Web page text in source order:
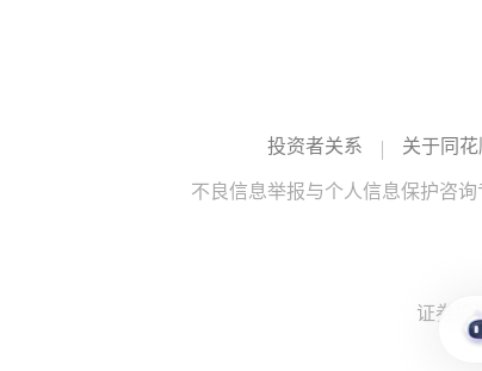
投资者关系 关于同花
不良信息举报与个人信息保护咨询
证券投